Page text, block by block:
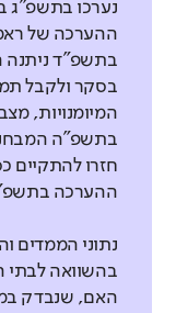
נערכו בתשפ"ג
ההערכה של
בתשפ"ד
בסקר ולקבל
המיומנויות,
בתשפ"ה
חזרו להתקיים
ההערכה
נתוני הממדים
בהשוואה
האם, שנבדק